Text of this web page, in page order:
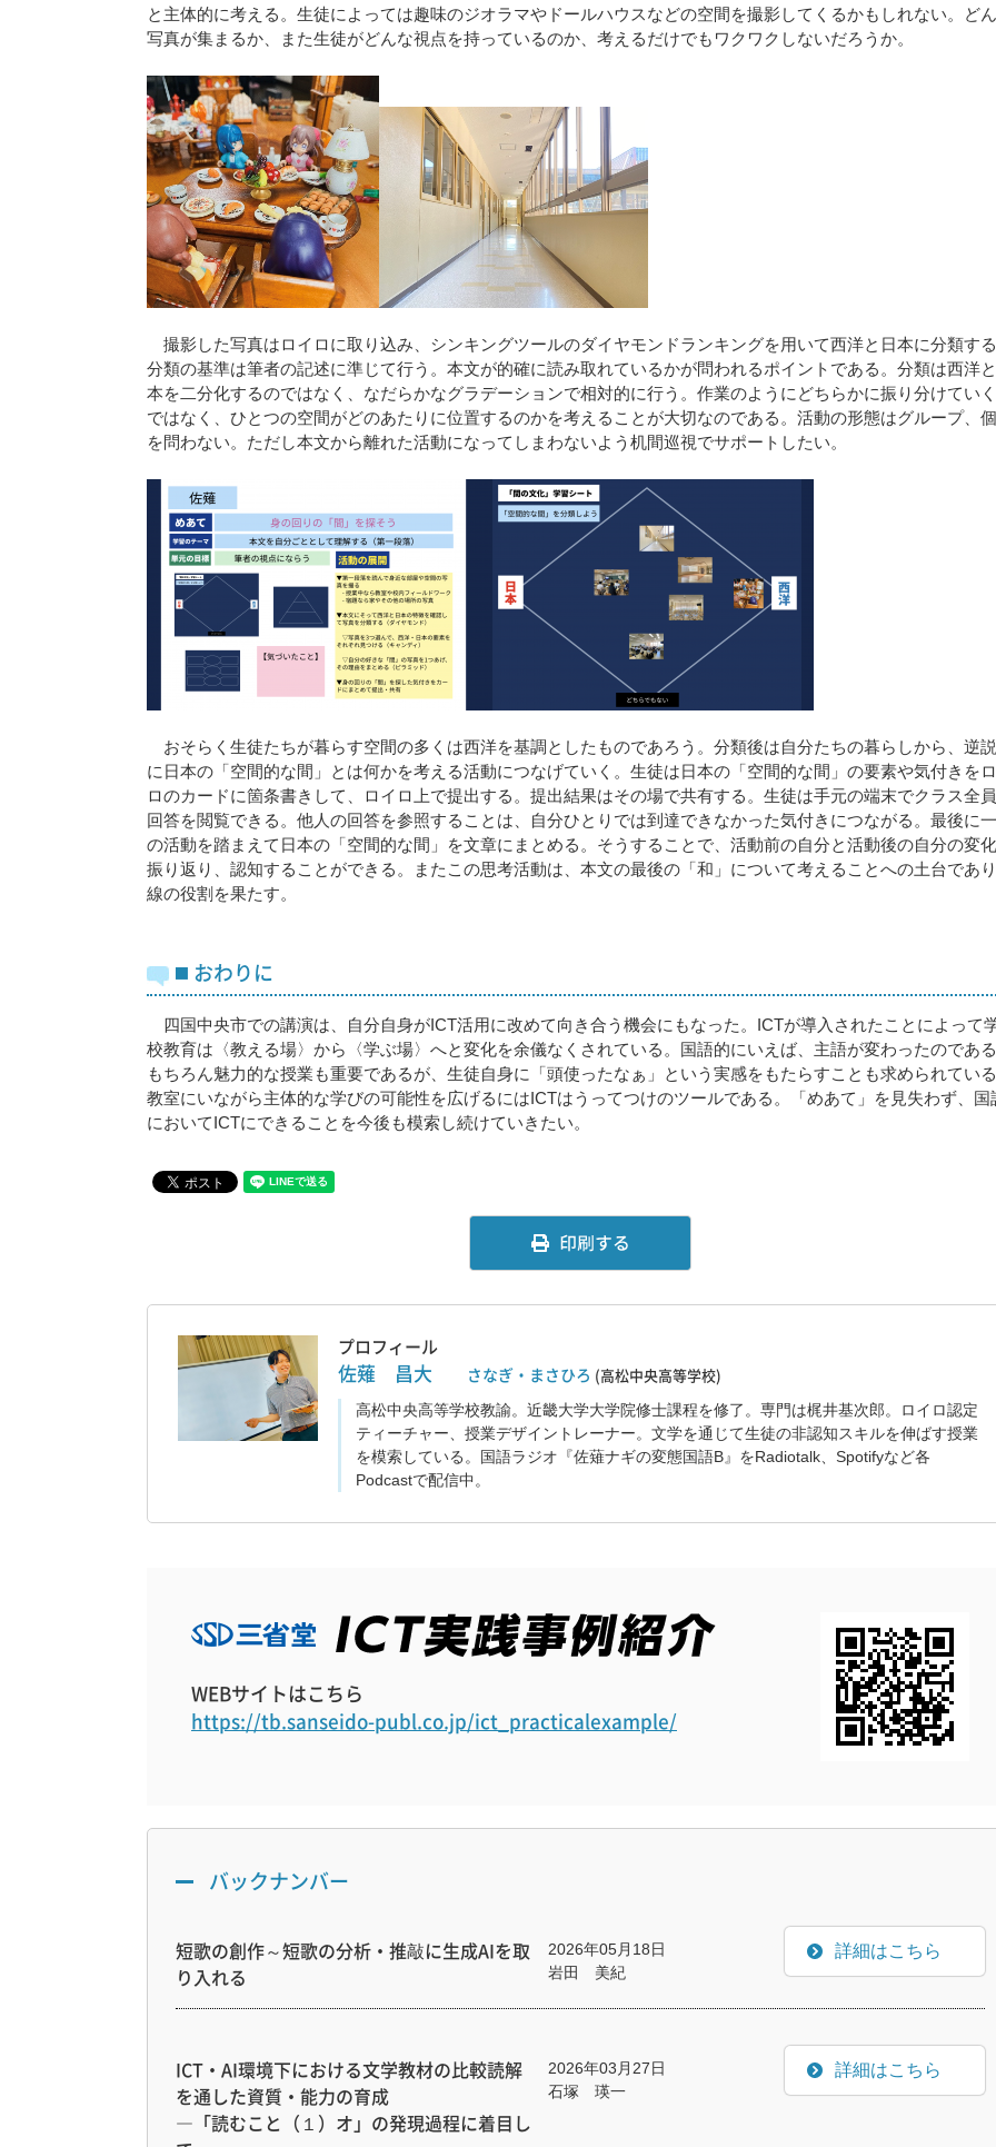
と主体的に考える。生徒によっては趣味のジオラマやドールハウスなどの空間を撮影してくるかもしれない。ど
写真が集まるか、また生徒がどんな視点を持っているのか、考えるだけでもワクワクしないだろうか。
撮影した写真はロイロに取り込み、シンキングツールのダイヤモンドランキングを用いて西洋と日本に分類する
分類の基準は筆者の記述に準じて行う。本文が的確に読み取れているかが問われるポイントである。分類は西洋
本を二分化するのではなく、なだらかなグラデーションで相対的に行う。作業のようにどちらかに振り分けてい
ではなく、ひとつの空間がどのあたりに位置するのかを考えることが大切なのである。活動の形態はグループ、
を問わない。ただし本文から離れた活動になってしまわないよう机間巡視でサポートしたい。
おそらく生徒たちが暮らす空間の多くは西洋を基調としたものであろう。分類後は自分たちの暮らしから、逆
に日本の「空間的な間」とは何かを考える活動につなげていく。生徒は日本の「空間的な間」の要素や気付きを
ロのカードに箇条書きして、ロイロ上で提出する。提出結果はその場で共有する。生徒は手元の端末でクラス全
回答を閲覧できる。他人の回答を参照することは、自分ひとりでは到達できなかった気付きにつながる。最後に
の活動を踏まえて日本の「空間的な間」を文章にまとめる。そうすることで、活動前の自分と活動後の自分の変
振り返り、認知することができる。またこの思考活動は、本文の最後の「和」について考えることへの土台であ
線の役割を果たす。
◼️ おわりに
四国中央市での講演は、自分自身がICT活用に改めて向き合う機会にもなった。ICTが導入されたことによって
校教育は〈教える場〉から〈学ぶ場〉へと変化を余儀なくされている。国語的にいえば、主語が変わったのである
もちろん魅力的な授業も重要であるが、生徒自身に「頭使ったなぁ」という実感をもたらすことも求められている
教室にいながら主体的な学びの可能性を広げるにはICTはうってつけのツールである。「めあて」を見失わず、国
においてICTにできることを今後も模索し続けていきたい。
プロフィール
佐薙 昌大 さなぎ・まさひろ (高松中央高等学校)
高松中央高等学校教諭。近畿大学大学院修士課程を修了。専門は梶井基次郎。ロイロ認定
ティーチャー、授業デザイントレーナー。文学を通じて生徒の非認知スキルを伸ばす授業
を模索している。国語ラジオ『佐薙ナギの変態国語B』をRadiotalk、Spotifyなど各
Podcastで配信中。
WEBサイトはこちら
https://tb.sanseido-publ.co.jp/ict_practicalexample/
バックナンバー
短歌の創作～短歌の分析・推敲に生成AIを取
り入れる
2026年05月18日
岩田 美紀
詳細はこちら
ICT・AI環境下における文学教材の比較読解
を通した資質・能力の育成
―「読むこと（１）オ」の発現過程に着目し
2026年03月27日
石塚 瑛一
詳細はこちら